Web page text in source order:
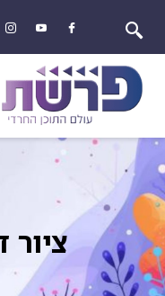
ציור